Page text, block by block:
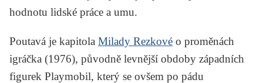
hodnotu lidské práce a umu.
Poutavá je kapitola Milady Rezkové o proměnách
igráčka (1976), původně levnější obdoby západních
figurek Playmobil, který se ovšem po pádu